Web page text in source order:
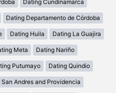
Dating Cundinamarca
Dating Departamento de Córdoba
Dating Huila Dating La Guajira
Meta Dating Nariño
Putumayo Dating Quindio
San Andres and Providencia